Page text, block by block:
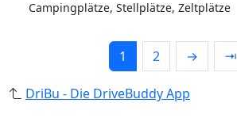
Campingplätze, Stellplätze, Zeltplätze
1 2 → ⇥
DriBu - Die DriveBuddy App